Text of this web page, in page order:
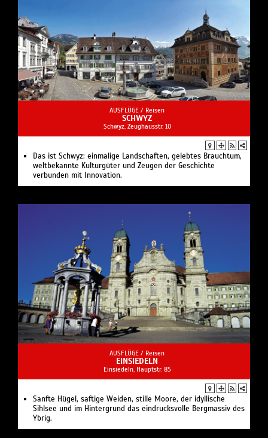
AUSFLÜGE / Reisen
SCHWYZ
Schwyz, Zeughausstr. 10
Das ist Schwyz: einmalige Landschaften, gelebtes Brauchtum,
weltbekannte Kulturgüter und Zeugen der Geschichte
verbunden mit Innovation.
AUSFLÜGE / Reisen
EINSIEDELN
Einsiedeln, Hauptstr. 85
Sanfte Hügel, saftige Weiden, stille Moore, der idyllische
Sihlsee und im Hintergrund das eindrucksvolle Bergmassiv des
Ybrig.